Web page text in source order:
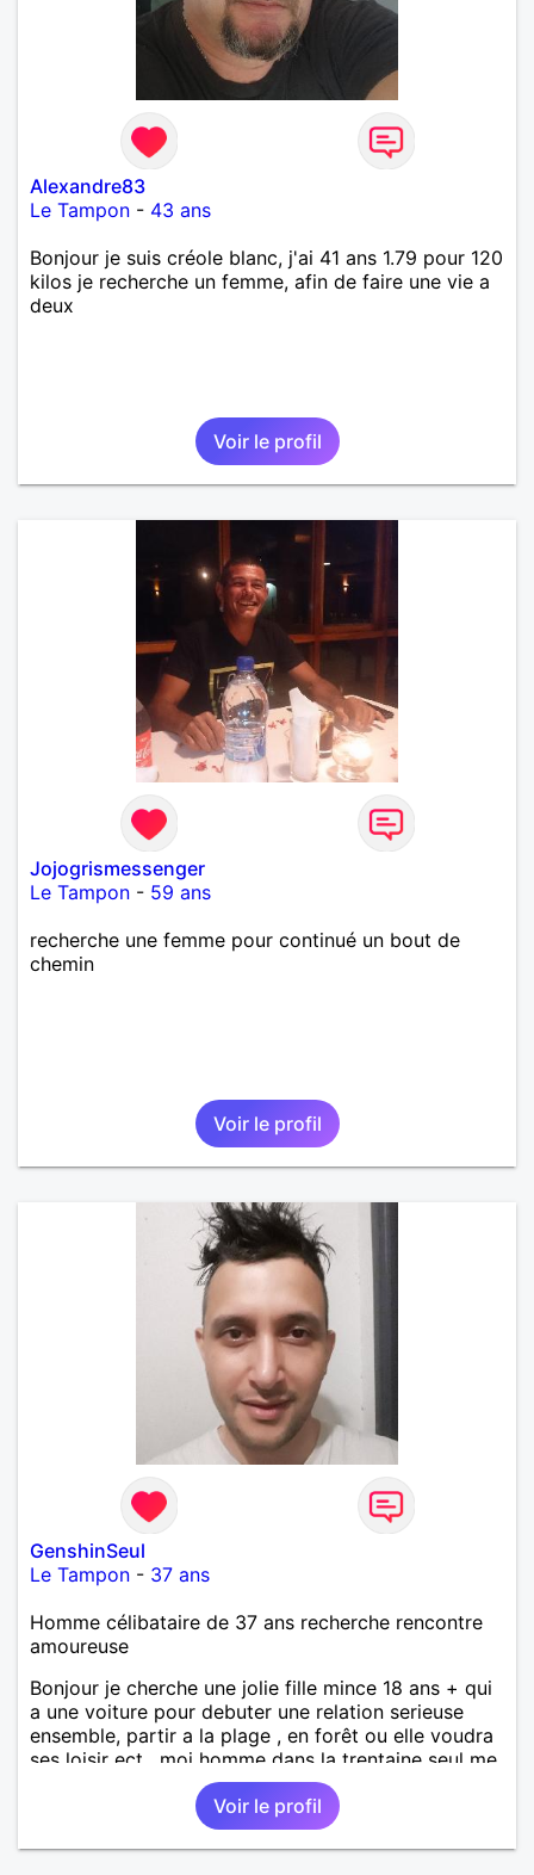
Alexandre83
Le Tampon - 43 ans
Bonjour je suis créole blanc, j'ai 41 ans 1.79 pour 120
kilos je recherche un femme, afin de faire une vie a
deux
Voir le profil
Jojogrismessenger
Le Tampon - 59 ans
recherche une femme pour continué un bout de
chemin
Voir le profil
GenshinSeul
Le Tampon - 37 ans
Homme célibataire de 37 ans recherche rencontre
amoureuse
Bonjour je cherche une jolie fille mince 18 ans + qui
a une voiture pour debuter une relation serieuse
ensemble, partir a la plage , en forêt ou elle voudra
ses loisir ect , moi homme dans la trentaine seul me
manque des dent côté gauche mais sinon je suis
quelqun de cool gentille mais je suis seul , jhabite en
coloc avec un amis , voila si je vous plaît vous êtes
la bienvenue bisous.
Voir le profil